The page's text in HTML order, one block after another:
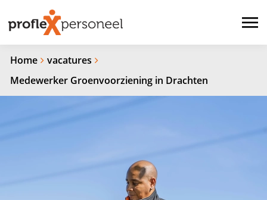
Home
vacatures
Medewerker Groenvoorziening in Drachten